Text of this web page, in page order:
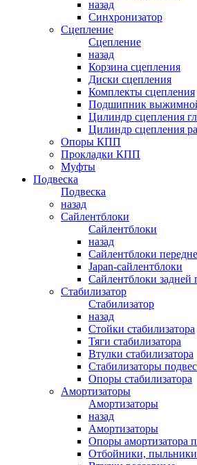
назад
Синхронизатор
Сцепление
Сцепление
назад
Корзина сцепления
Диски сцепления
Комплекты сцепления
Подшипник
Цилиндр сцепления
Цилиндр сцепления
Опоры КПП
Прокладки КПП
Муфты
Подвеска
Подвеска
назад
Сайлентблоки
Сайлентблоки
назад
Сайлентблоки
Japan-сайлентблоки
Сайлентблоки задней
Стабилизатор
Стабилизатор
назад
Стойки стабилизатора
Тяги стабилизатора
Втулки стабилизатора
Стабилизаторы
Опоры стабилизатора
Амортизаторы
Амортизаторы
назад
Амортизаторы
Опоры амортизатора
Отбойники, пыльники